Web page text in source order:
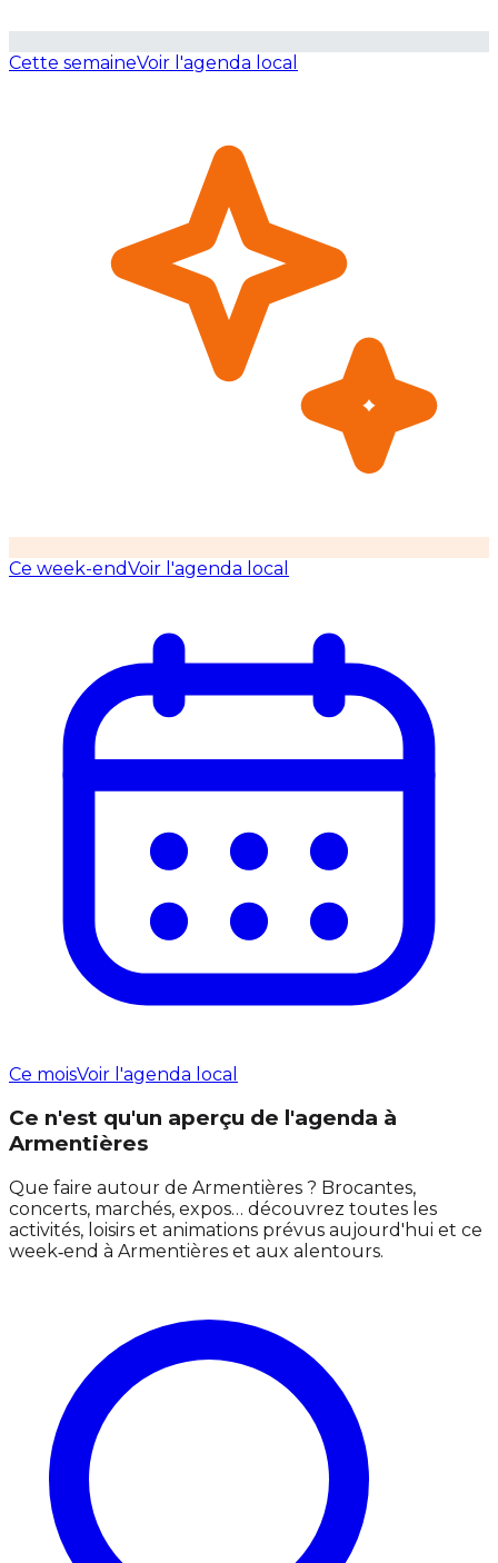
Cette semaineVoir l'agenda local
Ce week-endVoir l'agenda local
Ce moisVoir l'agenda local
Ce n'est qu'un aperçu de l'agenda à
Armentières
Que faire autour de Armentières ? Brocantes,
concerts, marchés, expos… découvrez toutes les
activités, loisirs et animations prévus aujourd'hui et ce
week‑end à Armentières et aux alentours.